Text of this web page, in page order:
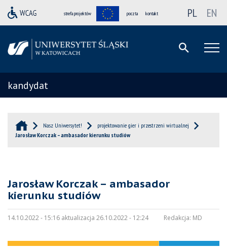
strefa projektów poczta kontakt PL EN
kandydat
Nasz Uniwersytet!
projektowanie gier i przestrzeni wirtualnej
Jarosław Korczak – ambasador kierunku studiów
Jarosław Korczak – ambasador
kierunku studiów
14.10.2022 - 15:16 aktualizacja 26.10.2022 - 12:24 Redakcja: MD